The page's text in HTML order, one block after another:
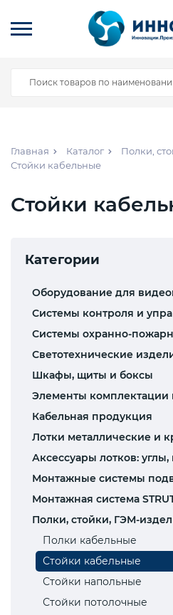
Главная Каталог
Полки,
Стойки кабельные
Стойки
Категории
Оборудование для
Системы контроля и
Системы охранно-
Светотехнические
Шкафы, щиты и боксы
Элементы комплектации
Кабельная продукция
Лотки металлические и
Аксессуары лотков:
Монтажные системы
Монтажная система
Полки, стойки, ГЭМ-
Полки кабельные
Стойки кабельные
Стойки напольные
Стойки потолочные